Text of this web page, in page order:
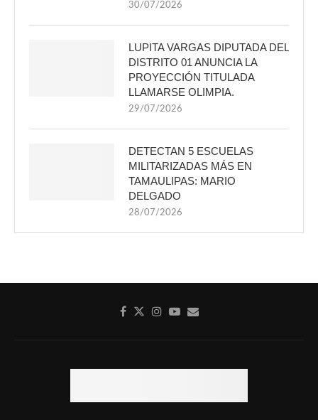
30/07/2026
LUPITA VARGAS DIPUTADA DEL
DISTRITO 01 ANUNCIA LA
PROYECCIÓN TITULADA
LLAMARSE OLIMPIA.
29/07/2026
DETECTAN 5 ESCUELAS
MILITARIZADAS MÁS EN
TAMAULIPAS: MARIO
DELGADO
28/07/2026